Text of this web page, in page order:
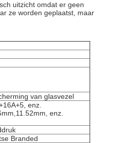
uitzicht omdat er geen
ze worden geplaatst, maar
van glasvezel
enz.
enz.
Branded